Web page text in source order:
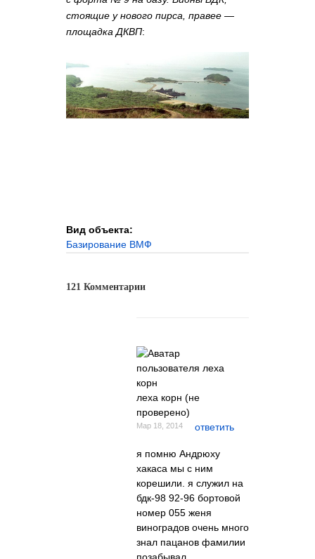
стоящие у нового пирса, правее —
площадка ДКВП:
Вид объекта:
Базирование ВМФ
121 Комментарии
леха корн (не
проверено)
Мар 18, 2014 ответить
я помню Андрюху
хакаса мы с ним
корешили. я служил на
бдк-98 92-96 бортовой
номер 055 женя
виноградов очень много
знал пацанов фамилии